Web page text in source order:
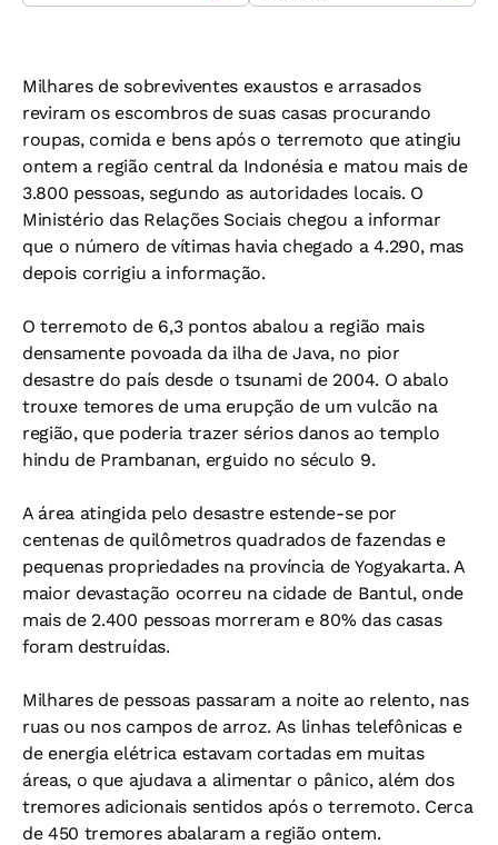
Milhares de sobreviventes exaustos e arrasados
reviram os escombros de suas casas procurando
roupas, comida e bens após o terremoto que atingiu
ontem a região central da Indonésia e matou mais de
3.800 pessoas, segundo as autoridades locais. O
Ministério das Relações Sociais chegou a informar
que o número de vítimas havia chegado a 4.290, mas
depois corrigiu a informação.
O terremoto de 6,3 pontos abalou a região mais
densamente povoada da ilha de Java, no pior
desastre do país desde o tsunami de 2004. O abalo
trouxe temores de uma erupção de um vulcão na
região, que poderia trazer sérios danos ao templo
hindu de Prambanan, erguido no século 9.
A área atingida pelo desastre estende-se por
centenas de quilômetros quadrados de fazendas e
pequenas propriedades na província de Yogyakarta. A
maior devastação ocorreu na cidade de Bantul, onde
mais de 2.400 pessoas morreram e 80% das casas
foram destruídas.
Milhares de pessoas passaram a noite ao relento, nas
ruas ou nos campos de arroz. As linhas telefônicas e
de energia elétrica estavam cortadas em muitas
áreas, o que ajudava a alimentar o pânico, além dos
tremores adicionais sentidos após o terremoto. Cerca
de 450 tremores abalaram a região ontem.